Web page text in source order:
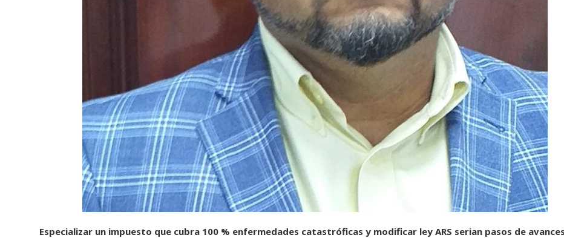
Especializar un impuesto que cubra 100 % enfermedades catastróficas y modificar ley ARS serian pasos de